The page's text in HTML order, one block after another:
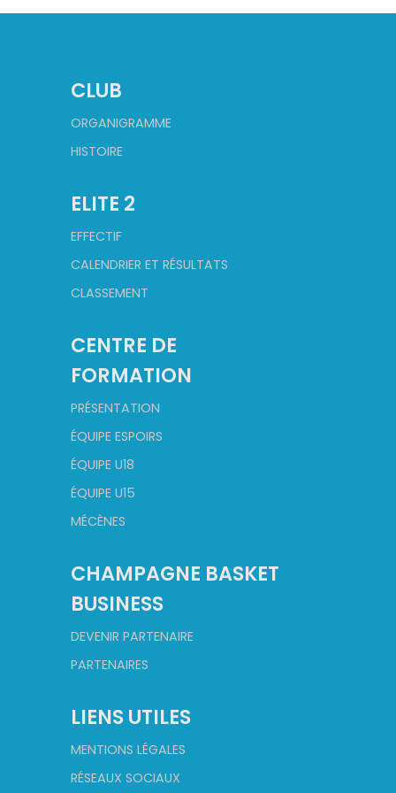
CLUB
ORGANIGRAMME
HISTOIRE
ELITE 2
EFFECTIF
CALENDRIER ET RÉSULTATS
CLASSEMENT
CENTRE DE
FORMATION
PRÉSENTATION
ÉQUIPE ESPOIRS
ÉQUIPE U18
ÉQUIPE U15
MÉCÈNES
CHAMPAGNE BASKET
BUSINESS
DEVENIR PARTENAIRE
PARTENAIRES
LIENS UTILES
MENTIONS LÉGALES
RÉSEAUX SOCIAUX